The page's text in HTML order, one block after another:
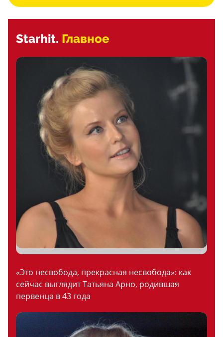
Starhit. Главное
«Это несвобода, прекрасная несвобода»: как
сейчас выглядит Татьяна Арно, родившая
первенца в 43 года